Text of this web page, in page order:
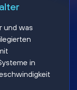
und was
in